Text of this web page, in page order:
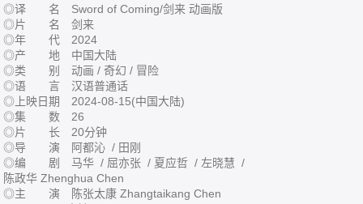
◎译 名 Sword of Coming/剑来 动画版
◎片 名 剑来
◎年 代 2024
◎产 地 中国大陆
◎类 别 动画 / 奇幻 / 冒险
◎语 言 汉语普通话
◎上映日期 2024-08-15(中国大陆)
◎集 数 26
◎片 长 20分钟
◎导 演 阿都沁 / 田刚
◎编 剧 马华 / 屈亦张 / 夏应哲 / 左晓慧 /
陈政华 Zhenghua Chen
◎主 演 陈张太康 Zhangtaikang Chen